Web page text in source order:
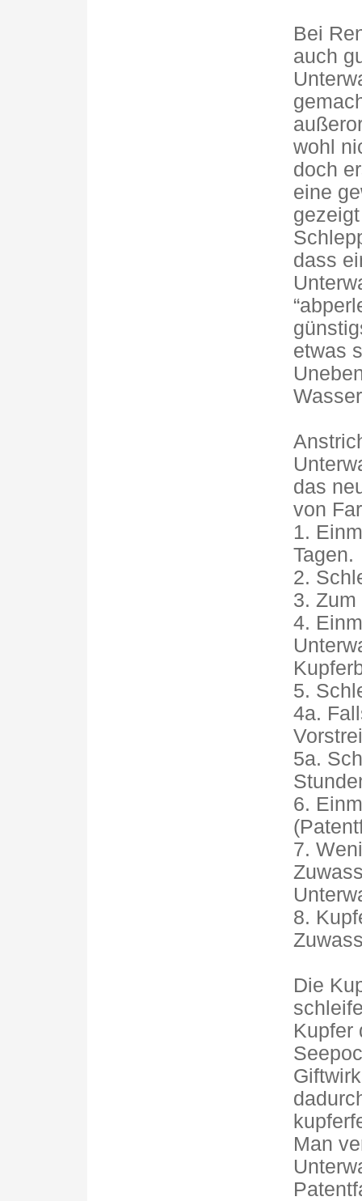
Bei
auch
wohl
doch
eine
dass
etwas
das
von
1.
Tagen.
2.
3. Zum
4.
5.
4a.
5a.
6.
7.
8.
Die
Kupfer
Man